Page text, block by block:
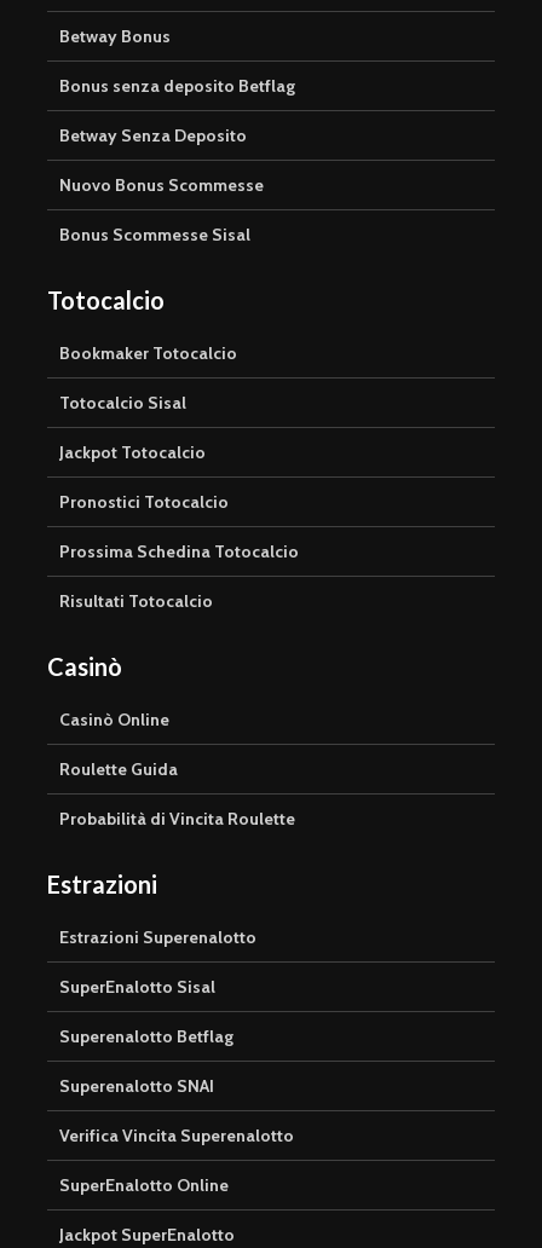
Betway Bonus
Bonus senza deposito Betflag
Betway Senza Deposito
Nuovo Bonus Scommesse
Bonus Scommesse Sisal
Totocalcio
Bookmaker Totocalcio
Totocalcio Sisal
Jackpot Totocalcio
Pronostici Totocalcio
Prossima Schedina Totocalcio
Risultati Totocalcio
Casinò
Casinò Online
Roulette Guida
Probabilità di Vincita Roulette
Estrazioni
Estrazioni Superenalotto
SuperEnalotto Sisal
Superenalotto Betflag
Superenalotto SNAI
Verifica Vincita Superenalotto
SuperEnalotto Online
Jackpot SuperEnalotto